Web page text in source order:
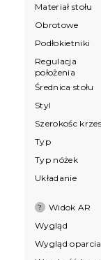
Materiał stołu
Obrotowe
Podłokietniki
Regulacja
położenia
Średnica stołu
Styl
Szerokośc
Typ
Typ nóżek
Układanie
? Widok AR
Wygląd
Wygląd oparcia